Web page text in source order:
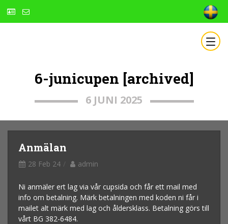
6-junicupen [archived]
6 JUNI 2025
Anmälan
28 Feb 24 admin
Ni anmäler ert lag via vår cupsida och får ett mail med
info om betalning. Märk betalningen med koden ni får i
mailet alt märk med lag och åldersklass. Betalning görs till
vårt BG 382-6484.